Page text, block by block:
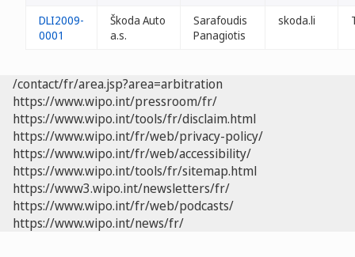
DLI2009-
0001
Škoda Auto
a.s.
Sarafoudis
Panagiotis
skoda.li
/contact/fr/area.jsp?area=arbitration
https://www.wipo.int/pressroom/fr/
https://www.wipo.int/tools/fr/disclaim.html
https://www.wipo.int/fr/web/privacy-policy/
https://www.wipo.int/fr/web/accessibility/
https://www.wipo.int/tools/fr/sitemap.html
https://www3.wipo.int/newsletters/fr/
https://www.wipo.int/fr/web/podcasts/
https://www.wipo.int/news/fr/